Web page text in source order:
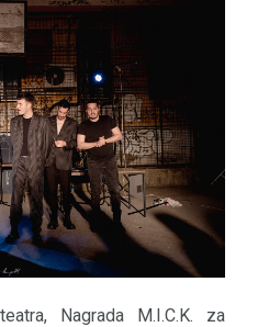
Nagrada M.I.C.K. za